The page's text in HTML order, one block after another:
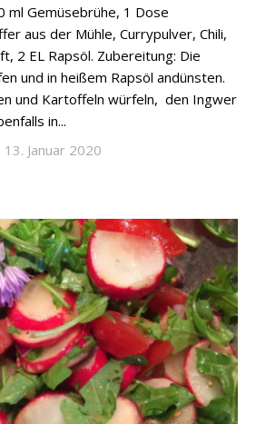
ml Gemüsebrühe, 1 Dose
aus der Mühle, Currypulver, Chili,
2 EL Rapsöl. Zubereitung: Die
und in heißem Rapsöl andünsten.
und Kartoffeln würfeln, den Ingwer
in...
13. Januar 2020